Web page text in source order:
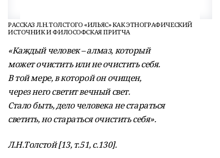
РАССКАЗ Л.Н.ТОЛСТОГО «ИЛЬЯС» КАК ЭТНОГРАФИЧЕСКИЙ
ИСТОЧНИК И ФИЛОСОФСКАЯ ПРИТЧА
«Каждый человек – алмаз, который
может очистить или не очистить себя.
В той мере, в которой он очищен,
через него светит вечный свет.
Стало быть, дело человека не стараться
светить, но стараться очистить себя».
Л.Н.Толстой [13, т.51, с.130].